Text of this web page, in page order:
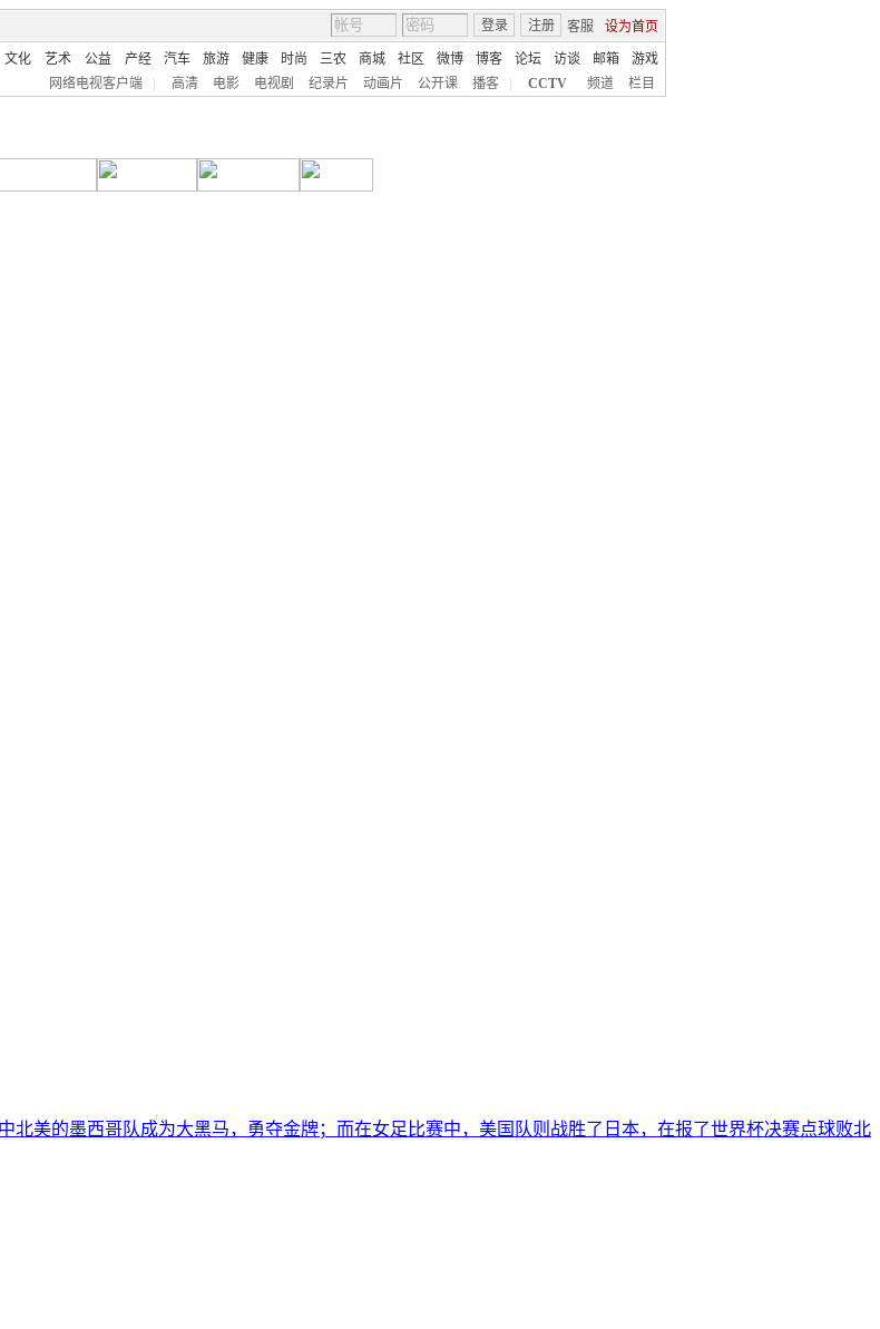
客服 设为首页
登录 注册
文化 艺术 公益 产经 汽车 旅游 健康 时尚 三农 商城 社区 微博 博客 论坛 访谈 邮箱
游戏
网络电视客户端 高清 电影 电视剧 纪录片 动画片 公开课 播客 CCTV 频道 栏目
美的墨西哥队成为大黑马，勇夺金牌；而在女足比赛中，美国队则战胜了日本，在报了世界杯决赛点球败北